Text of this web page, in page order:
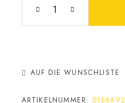
AUF DIE WUNSCHLISTE
ARTIKELNUMMER: 0156892